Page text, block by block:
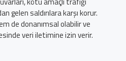
gelen saldırılara karşı korur.
de donanımsal olabilir ve
veri iletimine izin verir.